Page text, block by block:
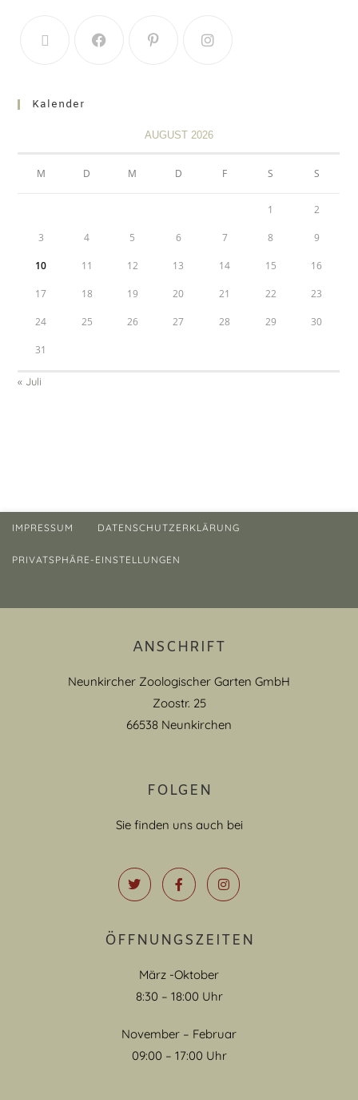
Kalender
AUGUST 2026
M D M D F S S
1 2
3 4 5 6 7 8 9
10 11 12 13 14 15 16
17 18 19 20 21 22 23
24 25 26 27 28 29 30
31
« Juli
IMPRESSUM DATENSCHUTZERKLÄRUNG
PRIVATSPHÄRE-EINSTELLUNGEN
ANSCHRIFT
Neunkircher Zoologischer Garten GmbH
Zoostr. 25
66538 Neunkirchen
FOLGEN
Sie finden uns auch bei
ÖFFNUNGSZEITEN
März -Oktober
8:30 – 18:00 Uhr
November – Februar
09:00 – 17:00 Uhr